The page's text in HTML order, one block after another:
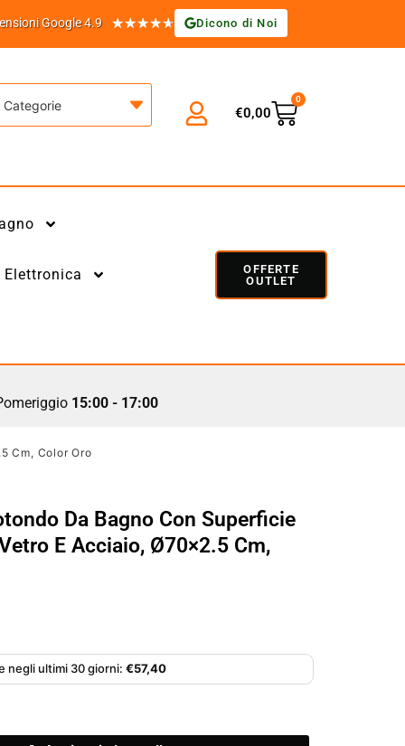
Google 4.9 ★★★★★ Dicono di Noi
Categorie €0,00
0
Elettronica
OFFERTE
OUTLET
15:00 - 17:00
Cm, Color Oro
Da Bagno Con Superficie
E Acciaio, Ø70×2.5 Cm,
negli ultimi 30 giorni: €57,40